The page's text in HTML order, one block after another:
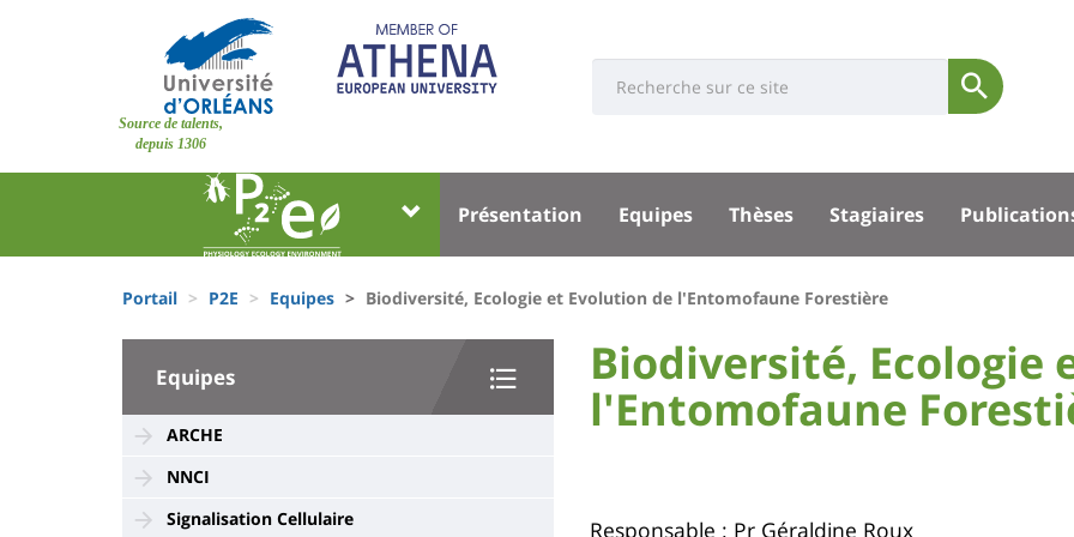
Site
Source de talents,
depuis 1306
Université
Soumettre
Université
Block
liste
des
composantes
Menu
principal
Présentation Equipes Thèses Stagiaires
d'Ariane
Portail P2E Equipes Biodiversité, Ecologie et Evolution de l'Entomofaune Forestière
University
Sidebar
Equipes
ARCHE
NNCI
Signalisation Cellulaire
University
:
Main
Titre
Biodiversité, Ecologie
l'Entomofaune
Responsable : Pr Géraldine Roux